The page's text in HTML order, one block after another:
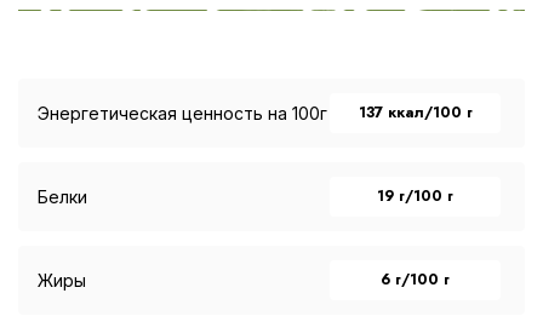
Энергетическая ценность на 100г 137 ккал/100 г
Белки 19 г/100 г
Жиры 6 г/100 г